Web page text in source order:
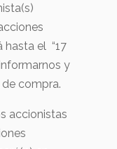
hasta el “17
y
compra.
accionistas